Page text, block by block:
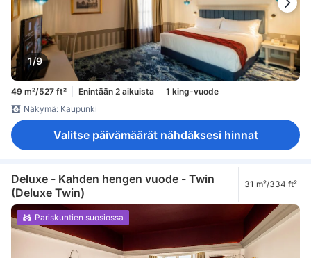
1/9
49 m²/527 ft² Enintään 2 aikuista
1 king-vuode
Näkymä: Kaupunki
Valitse päivämäärät nähdäksesi hinnat
Deluxe - Kahden hengen vuode - Twin
(Deluxe Twin)
31 m²/334 ft²
Pariskuntien suosiossa